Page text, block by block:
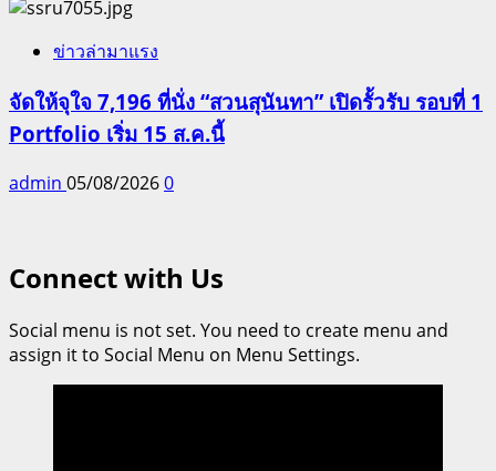
ข่าวล่ามาแรง
จัดให้จุใจ 7,196 ที่นั่ง “สวนสุนันทา” เปิดรั้วรับ รอบที่ 1
Portfolio เริ่ม 15 ส.ค.นี้
admin 05/08/20260
Connect with Us
Social menu is not set. You need to create menu and
assign it to Social Menu on Menu Settings.